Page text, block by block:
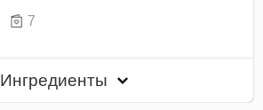
7
Ингредиенты